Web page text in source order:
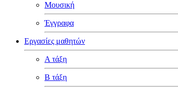
Μουσική
Έγγραφα
Εργασίες μαθητών
Α τάξη
Β τάξη